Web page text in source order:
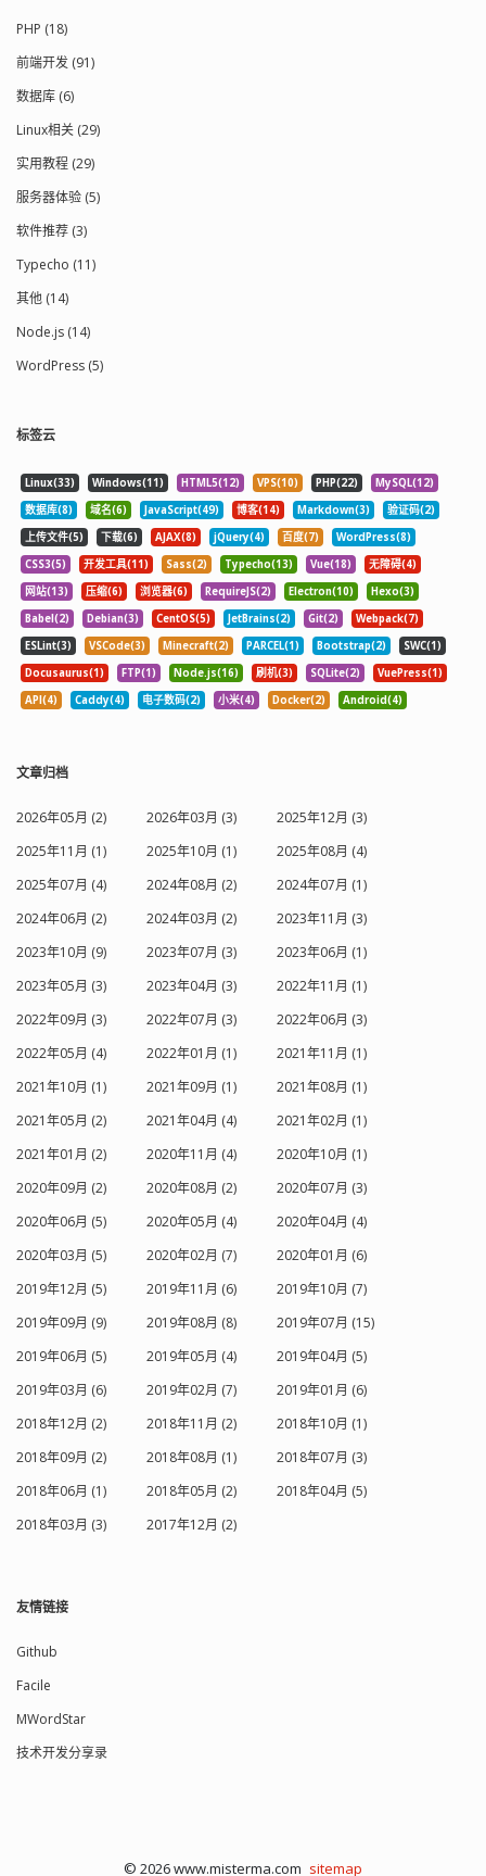
PHP (18)
前端开发 (91)
数据库 (6)
Linux相关 (29)
实用教程 (29)
服务器体验 (5)
软件推荐 (3)
Typecho (11)
其他 (14)
Node.js (14)
WordPress (5)
标签云
Linux(33) Windows(11) HTML5(12) VPS(10) PHP(22)
MySQL(12)
数据库(8)
域名(6) JavaScript(49) 博客(14) Markdown(3)
验证码(2)
上传文件(5)
下载(6) AJAX(8) jQuery(4) 百度(7)
WordPress(8)
CSS3(5)
开发工具(11) Sass(2) Typecho(13) Vue(18)
无障碍(4)
网站(13)
压缩(6) 浏览器(6) RequireJS(2) Electron(10)
Hexo(3)
Babel(2)
Debian(3) CentOS(5) JetBrains(2) Git(2)
Webpack(7)
ESLint(3)
VSCode(3) Minecraft(2) PARCEL(1) Bootstrap(2)
SWC(1)
Docusaurus(1)
FTP(1) Node.js(16) 刷机(3) SQLite(2)
VuePress(1)
API(4)
Caddy(4) 电子数码(2) 小米(4) Docker(2) Android(4)
文章归档
2026年05月 (2) 2026年03月 (3)
2025年12月 (3)
2025年11月 (1)
2025年10月 (1)
2025年08月 (4)
2025年07月 (4)
2024年08月 (2)
2024年07月 (1)
2024年06月 (2)
2024年03月 (2)
2023年11月 (3)
2023年10月 (9)
2023年07月 (3)
2023年06月 (1)
2023年05月 (3)
2023年04月 (3)
2022年11月 (1)
2022年09月 (3)
2022年07月 (3)
2022年06月 (3)
2022年05月 (4)
2022年01月 (1)
2021年11月 (1)
2021年10月 (1)
2021年09月 (1)
2021年08月 (1)
2021年05月 (2)
2021年04月 (4)
2021年02月 (1)
2021年01月 (2)
2020年11月 (4)
2020年10月 (1)
2020年09月 (2)
2020年08月 (2)
2020年07月 (3)
2020年06月 (5)
2020年05月 (4)
2020年04月 (4)
2020年03月 (5)
2020年02月 (7)
2020年01月 (6)
2019年12月 (5)
2019年11月 (6)
2019年10月 (7)
2019年09月 (9)
2019年08月 (8)
2019年07月 (15)
2019年06月 (5)
2019年05月 (4)
2019年04月 (5)
2019年03月 (6)
2019年02月 (7)
2019年01月 (6)
2018年12月 (2)
2018年11月 (2)
2018年10月 (1)
2018年09月 (2)
2018年08月 (1)
2018年07月 (3)
2018年06月 (1)
2018年05月 (2)
2018年04月 (5)
2018年03月 (3)
2017年12月 (2)
友情链接
Github
Facile
MWordStar
技术开发分享录
© 2026 www.misterma.com sitemap